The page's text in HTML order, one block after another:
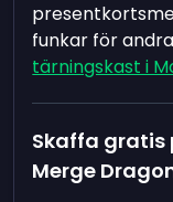
funkar för
tärningskast i
Skaffa gratis
Merge